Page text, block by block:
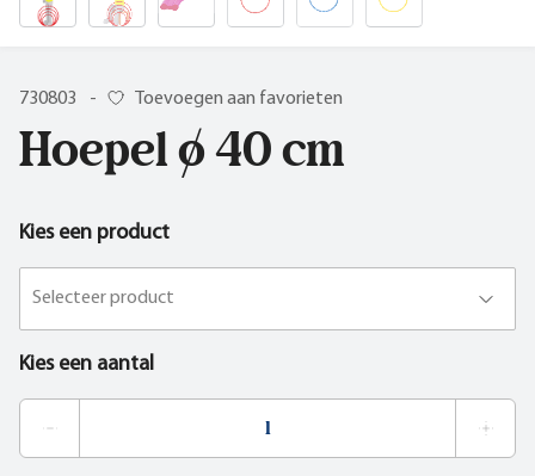
730803 - Toevoegen aan favorieten
Hoepel ø 40 cm
Kies een product
Selecteer product
Kies een aantal